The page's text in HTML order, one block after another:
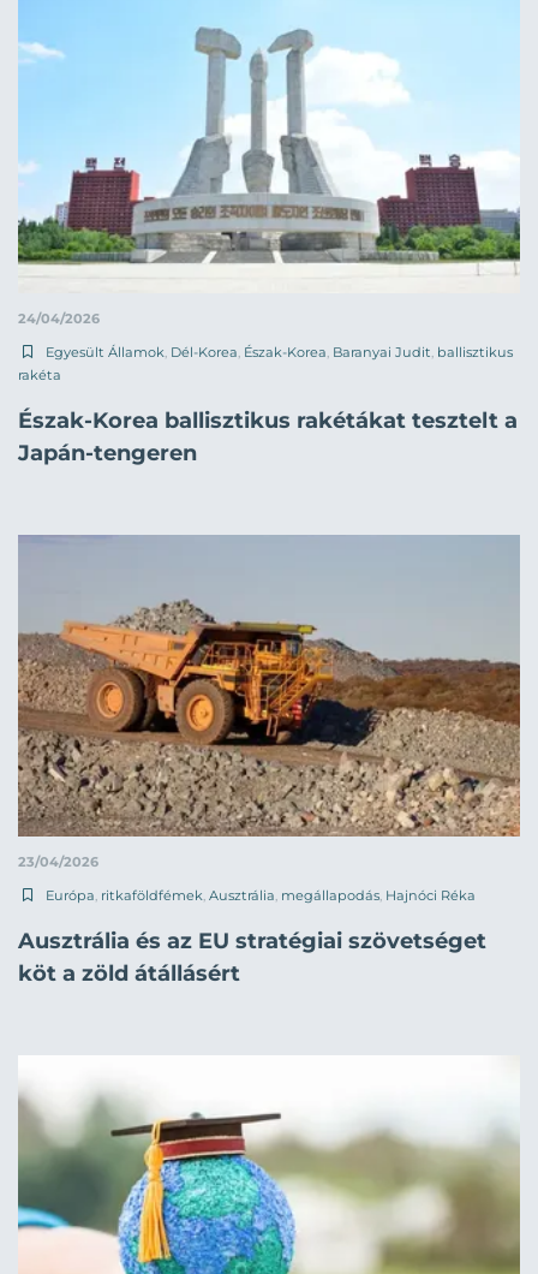
24/04/2026
Egyesült Államok, Dél-Korea, Észak-Korea, Baranyai Judit, ballisztikus
rakéta
Észak-Korea ballisztikus rakétákat tesztelt a
Japán-tengeren
23/04/2026
Európa, ritkaföldfémek, Ausztrália, megállapodás, Hajnóci Réka
Ausztrália és az EU stratégiai szövetséget
köt a zöld átállásért